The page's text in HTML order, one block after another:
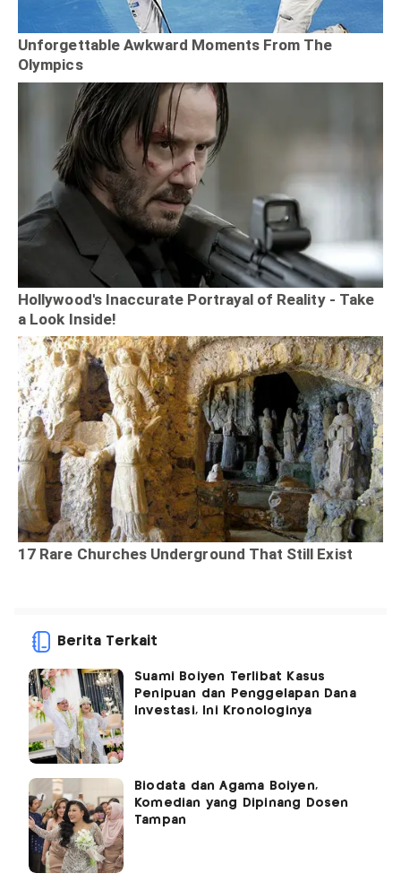
Berita Terkait
Suami Boiyen Terlibat Kasus
Penipuan dan Penggelapan Dana
Investasi, Ini Kronologinya
Biodata dan Agama Boiyen,
Komedian yang Dipinang Dosen
Tampan